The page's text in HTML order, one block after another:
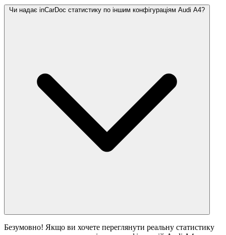
Чи надає inCarDoc статистику по іншим конфігураціям Audi A4?
Безумовно! Якщо ви хочете переглянути реальну статистику